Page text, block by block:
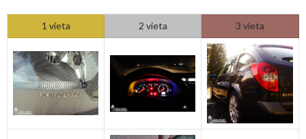
1 vieta 2 vieta 3 vieta